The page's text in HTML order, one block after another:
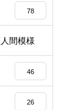
78
間模様
46
26